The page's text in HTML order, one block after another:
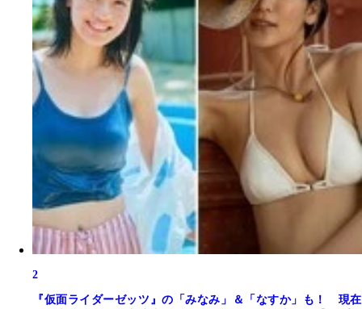
2
『仮面ライダーゼッツ』の「みなみ」＆「なすか」も！ 現在